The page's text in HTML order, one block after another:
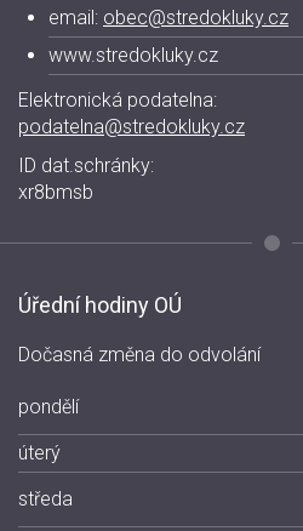
email: obec@stredokluky.cz
www.stredokluky.cz
Elektronická podatelna:
podatelna@stredokluky.cz
ID dat.schránky:
xr8bmsb
Úřední hodiny OÚ
Dočasná změna do odvolání
pondělí
úterý
středa